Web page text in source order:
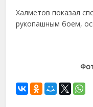
Халметов показал
рукопашным боем,